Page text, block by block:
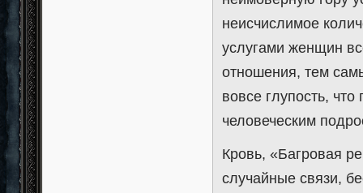
неисчислимое
услугами женщин
отношения, тем
вовсе глупость,
человеческим
Кровь, «Багровая
случайные связи,